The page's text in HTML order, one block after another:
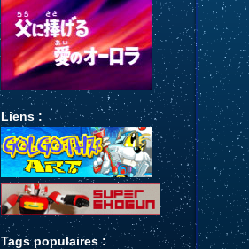
Liens :
Tags populaires :